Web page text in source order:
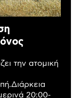
την ατομική
20:00-